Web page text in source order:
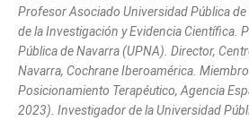
Profesor Asociado Universidad Pública
de la Investigación y Evidencia Científica.
Pública de Navarra (UPNA). Director,
Navarra, Cochrane Iberoamérica.
Posicionamiento Terapéutico, Agencia
2023). Investigador de la Universidad